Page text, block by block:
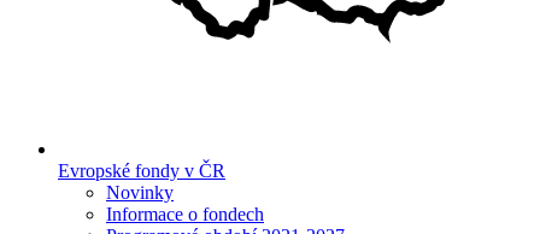
Evropské fondy v ČR
Novinky
Informace o fondech